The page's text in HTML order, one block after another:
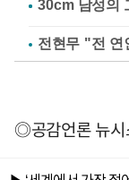
전현무 "전 연
◎공감언론 뉴